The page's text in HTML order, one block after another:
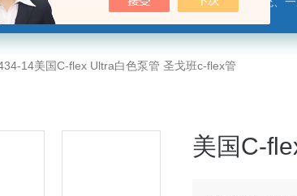
14美国C-flex Ultra白色泵管 圣戈班c-flex管
美国C-